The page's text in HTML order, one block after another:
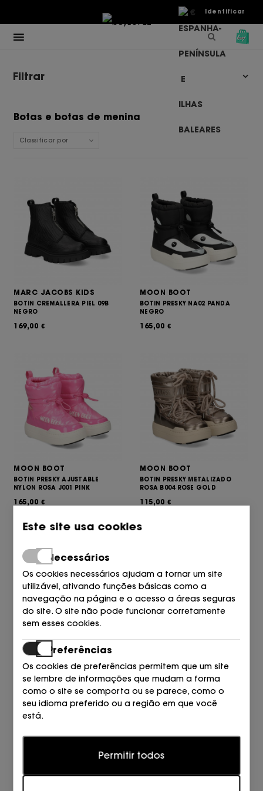
Identificar
€
Botas e botas de menina
Classificar por
MARC JACOBS KIDS
BOTIN CREMALLERA PIEL 09B
NEGRO
169,00 €
MOON BOOT
BOTIN PRESKY NA02 PANDA
NEGRO
165,00 €
MOON BOOT
BOTIN PRESKY AJUSTABLE
NYLON ROSA J001 PINK
165,00 €
MOON BOOT
BOTIN PRESKY METALIZADO
ROSA B004 ROSE GOLD
115,00 €
MOON BOOT
VIVO PELO BOTIN ANTE CUERO
M007 WHISKY
100,00€
MOON BOOT
BOTIN PRESKY NYLON
LIMA+NEGRO N001 BLACK
115,00€
Filtrar
Este site usa cookies
Necessários
Os cookies necessários ajudam a tornar um site
utilizável, ativando funções básicas como a
navegação na página e o acesso a áreas seguras
do site. O site não pode funcionar corretamente
sem esses cookies.
Preferências
Os cookies de preferências permitem que um site
se lembre de informações que mudam a forma
como o site se comporta ou se parece, como o
seu idioma preferido ou a região em que você
está.
Os cookies estatísticos ajudam os proprietários de
sites a entender como os visitantes interagem com
Permitir todos